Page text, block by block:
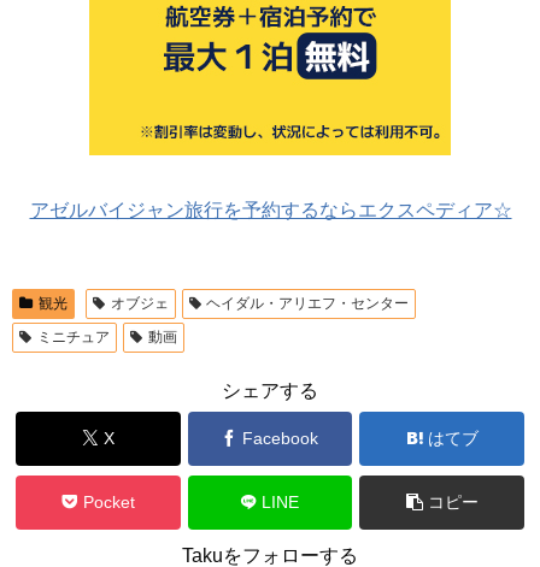
アゼルバイジャン旅行を予約するならエクスペディア☆
観光 オブジェ
ヘイダル・アリエフ・センター
ミニチュア
動画
シェアする
X Facebook はてブ
Pocket LINE コピー
Takuをフォローする